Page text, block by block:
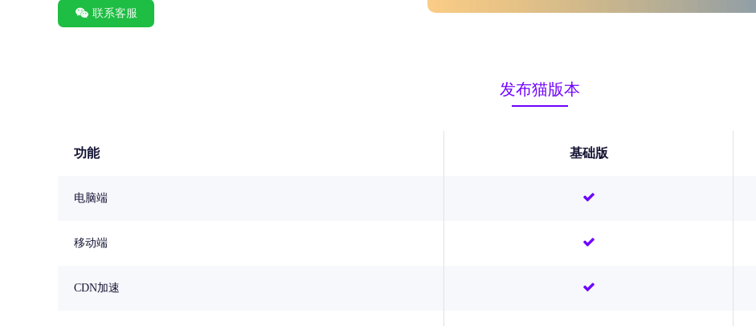
联系客服
发布猫版本
功能 基础版
电脑端
移动端
CDN加速